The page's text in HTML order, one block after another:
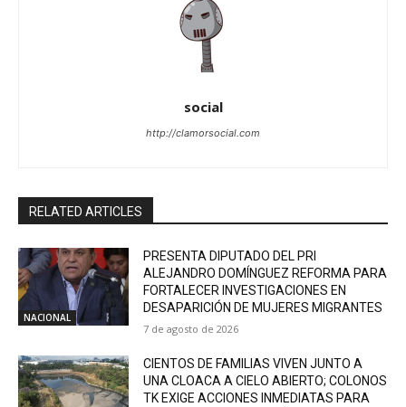
social
http://clamorsocial.com
RELATED ARTICLES
NACIONAL
PRESENTA DIPUTADO DEL PRI
ALEJANDRO DOMÍNGUEZ REFORMA PARA
FORTALECER INVESTIGACIONES EN
DESAPARICIÓN DE MUJERES MIGRANTES
7 de agosto de 2026
CIENTOS DE FAMILIAS VIVEN JUNTO A
UNA CLOACA A CIELO ABIERTO; COLONOS
TK EXIGE ACCIONES INMEDIATAS PARA